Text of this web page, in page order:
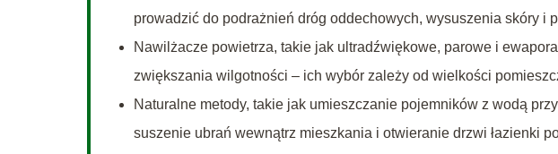
prowadzić do podrażnień dróg oddechowych, wysuszenia skóry i
Nawilżacze powietrza, takie jak ultradźwiękowe, parowe i
zwiększania wilgotności – ich wybór zależy od wielkości
Naturalne metody, takie jak umieszczanie pojemników z wodą
suszenie ubrań wewnątrz mieszkania i otwieranie drzwi łazienki